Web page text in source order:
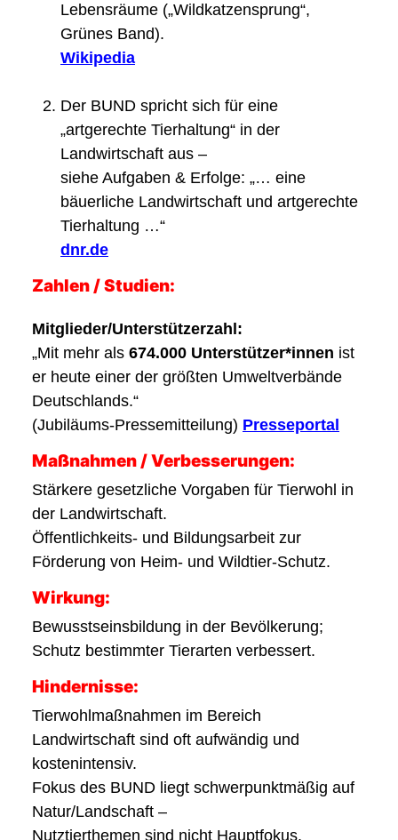
Lebensräume („Wildkatzensprung“,
Grünes Band).
Wikipedia
Der BUND spricht sich für eine
„artgerechte Tierhaltung“ in der
Landwirtschaft aus –
siehe Aufgaben & Erfolge: „… eine
bäuerliche Landwirtschaft und artgerechte
Tierhaltung …“
dnr.de
Zahlen / Studien:
Mitglieder/Unterstützerzahl:
„Mit mehr als 674.000 Unterstützer*innen ist
er heute einer der größten Umweltverbände
Deutschlands.“
(Jubiläums-Pressemitteilung) Presseportal
Maßnahmen / Verbesserungen:
Stärkere gesetzliche Vorgaben für Tierwohl in
der Landwirtschaft.
Öffentlichkeits- und Bildungsarbeit zur
Förderung von Heim- und Wildtier-Schutz.
Wirkung:
Bewusstseinsbildung in der Bevölkerung;
Schutz bestimmter Tierarten verbessert.
Hindernisse:
Tierwohlmaßnahmen im Bereich
Landwirtschaft sind oft aufwändig und
kostenintensiv.
Fokus des BUND liegt schwerpunktmäßig auf
Natur/Landschaft –
Nutztierthemen sind nicht Hauptfokus.